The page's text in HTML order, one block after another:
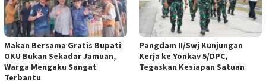
Makan Bersama Gratis Bupati
OKU Bukan Sekadar Jamuan,
Warga Mengaku Sangat
Terbantu
Pangdam II/Swj Kunjungan
Kerja ke Yonkav 5/DPC,
Tegaskan Kesiapan Satuan